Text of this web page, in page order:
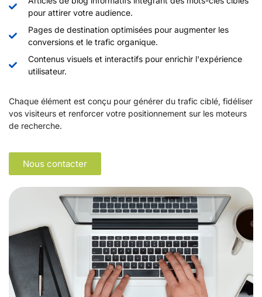
pour attirer votre audience.
Pages de destination optimisées pour augmenter les
conversions et le trafic organique.
Contenus visuels et interactifs pour enrichir l'expérience
utilisateur.
Chaque élément est conçu pour générer du trafic ciblé, fidéliser
vos visiteurs et renforcer votre positionnement sur les moteurs
de recherche.
Nous contacter